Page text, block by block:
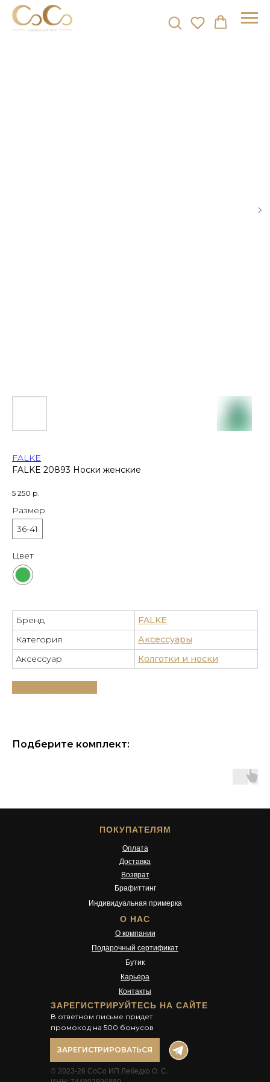
FALKE 20893 Носки женские
FALKE
5 250 р.
Размер
36-41
Цвет
Бренд
FALKE
Категория
Аксессуары
Аксессуар
Колготки и носки
Подберите комплект:
ПОКУПАТЕЛЯМ
О НАС
© 2023-26 CoCo ИП Лебедко О. С.
ЗАРЕГИСТРИРУЙТЕСЬ НА САЙТЕ
В ответном письме придет
промокод на 500 бонусов
Оплата
Доставка
Брафиттинг
Индивидуальная примерка
Возврат
Подарочный сертификат
О компании
Бутик
Карьера
ЗАРЕГИСТРИРОВАТЬСЯ
Контакты